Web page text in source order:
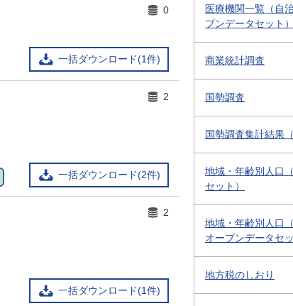
一括ダウンロード(1件)
0
一括ダウンロード(2件)
2
一括ダウンロード(1件)
2
医療機関一覧（自
プンデータセット）
商業統計調査
国勢調査
国勢調査集計結果
地域・年齢別人口
セット）
地域・年齢別人口
オープンデータセッ
地方税のしおり